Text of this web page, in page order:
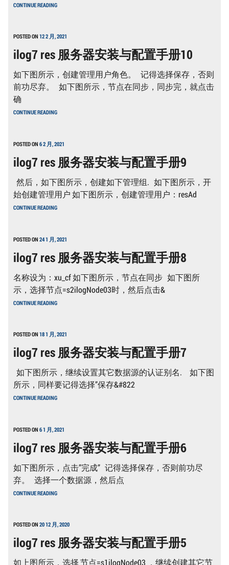
12
CONTINUE READING
RES
器
装
与
置
手
册
POSTED ON 12 2 月, 2021
ilog7 res 服务器安装与配置手册10
如下图所示，创建管理用户角色。 记得选择保存，否则
前功尽弃。 如下图所示，节点在同步，同步完，就点击
确
CONTINUE READINGILOG7
RES
器
装
与
置
手
册
10
POSTED ON 6 2 月, 2021
ilog7 res 服务器安装与配置手册9
然后，如下图所示，创建如下管理组. 如下图所示，开
始创建管理用户 如下图所示，创建管理用户：resAd
CONTINUE READINGILOG7
RES
器
装
与
置
手
册
9
POSTED ON 24 1 月, 2021
ilog7 res 服务器安装与配置手册8
名称设为：xu_cf 如下图所示，节点在同步 如下图所
示，选择节点=s2ilogNode03时，然后点击&
CONTINUE READING
RES
器
装
与
置
手
册
8
POSTED ON 18 1 月, 2021
ilog7 res 服务器安装与配置手册7
如下图所示，继续设置其它数据源的认证别名. 如下图
所示，同样要记得选择”保存&#822
CONTINUE READINGILOG7
RES
器
装
与
置
手
7
POSTED ON 6 1 月, 2021
ilog7 res 服务器安装与配置手册6
如下图所示，点击”完成” 记得选择保存，否则前功尽
弃。 选择一个数据源，然后点
CONTINUE READING
RES
器
装
与
置
POSTED ON 20 12 月, 2020
ilog7 res 服务器安装与配置手册5
如上图所示，选择 节点=s1ilogNode03 ，继续创建其它节